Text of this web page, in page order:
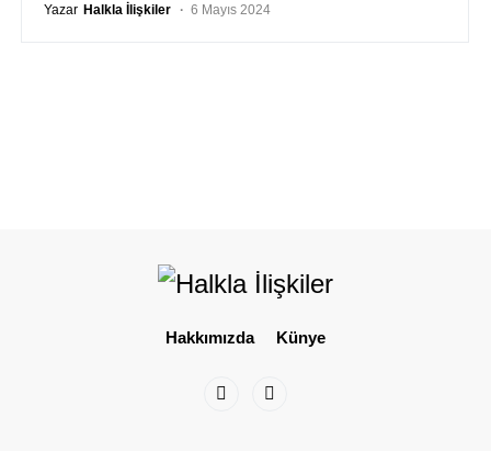
Yazar Halkla İlişkiler 6 Mayıs 2024
Hakkımızda Künye